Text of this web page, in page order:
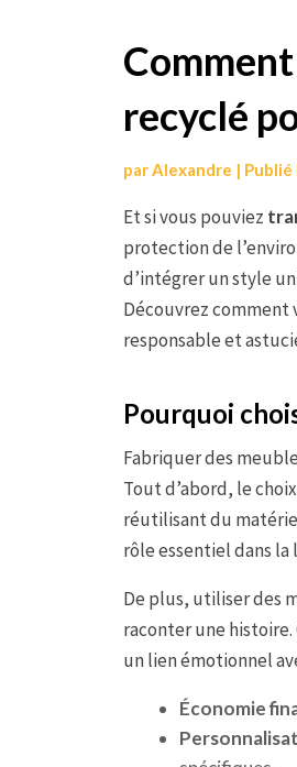
recyclé
parAlexandre | Publié
Et si vous pouviez
protection de
d’intégrer un style
Découvrez
responsable et
Pourquoi
Fabriquer des
Tout d’abord, le
réutilisant du
rôle essentiel dans
De plus, utiliser des
raconter une
un lien émotionnel
Économie